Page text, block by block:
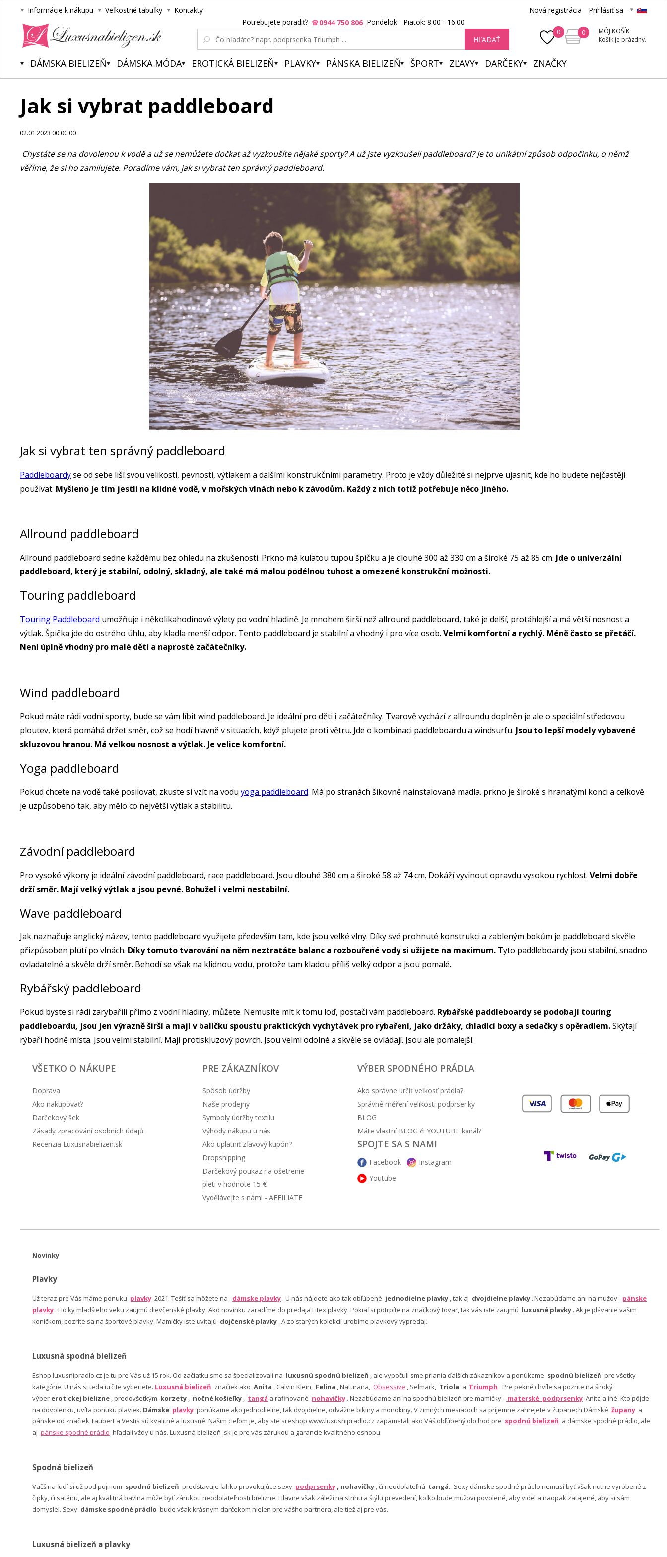
Informácie k nákupu Veľkostné tabuľky Kontakty Nová registrácia Prihlásiť sa
0 0 MÔJ KOŠÍK
Košík je prázdny.
Potrebujete poradiť? 0944 750 806 Pondelok - Piatok: 8:00 - 16:00
HĽADAŤ
DÁMSKA BIELIZEŇ DÁMSKA MÓDA EROTICKÁ BIELIZEŇ PLAVKY PÁNSKA BIELIZEŇ ŠPORT ZĽAVY DARČEKY ZNAČKY
Jak si vybrat paddleboard
02.01.2023 00:00:00
Chystáte se na dovolenou k vodě a už se nemůžete dočkat až vyzkoušíte nějaké sporty? A už jste vyzkoušeli paddleboard? Je to unikátní způsob odpočinku, o němž
věříme, že si ho zamilujete. Poradíme vám, jak si vybrat ten správný paddleboard.
Jak si vybrat ten správný paddleboard
Paddleboardyse od sebe liší svou velikostí, pevností, výtlakem a dalšími konstrukčními parametry. Proto je vždy důležité si nejprve ujasnit, kde ho budete nejčastěji
používat. Myšleno je tím jestli na klidné vodě, v mořských vlnách nebo k závodům. Každý z nich totiž potřebuje něco jiného.
Allround paddleboard
Allround paddleboard sedne každému bez ohledu na zkušenosti. Prkno má kulatou tupou špičku a je dlouhé 300 až 330 cm a široké 75 až 85 cm. Jde o univerzální
paddleboard, který je stabilní, odolný, skladný, ale také má malou podélnou tuhost a omezené konstrukční možnosti.
Touring paddleboard
Touring Paddleboard umožňuje i několikahodinové výlety po vodní hladině. Je mnohem širší než allround paddleboard, také je delší, protáhlejší a má větší nosnost a
výtlak. Špička jde do ostrého úhlu, aby kladla menší odpor. Tento paddleboard je stabilní a vhodný i pro více osob. Velmi komfortní a rychlý. Méně často se přetáčí.
Není úplně vhodný pro malé děti a naprosté začátečníky.
Wind paddleboard
Pokud máte rádi vodní sporty, bude se vám líbit wind paddleboard. Je ideální pro děti i začátečníky. Tvarově vychází z allroundu doplněn je ale o speciální středovou
ploutev, která pomáhá držet směr, což se hodí hlavně v situacích, když plujete proti větru. Jde o kombinaci paddleboardu a windsurfu. Jsou to lepší modely vybavené
skluzovou hranou. Má velkou nosnost a výtlak. Je velice komfortní.
Yoga paddleboard
Pokud chcete na vodě také posilovat, zkuste si vzít na vodu yoga paddleboard. Má po stranách šikovně nainstalovaná madla. prkno je široké s hranatými konci a celkově
je uzpůsobeno tak, aby mělo co největší výtlak a stabilitu.
Závodní paddleboard
Pro vysoké výkony je ideální závodní paddleboard, race paddleboard. Jsou dlouhé 380 cm a široké 58 až 74 cm. Dokáží vyvinout opravdu vysokou rychlost. Velmi dobře
drží směr. Mají velký výtlak a jsou pevné. Bohužel i velmi nestabilní.
Wave paddleboard
Jak naznačuje anglický název, tento paddleboard využijete především tam, kde jsou velké vlny. Díky své prohnuté konstrukci a zableným bokům je paddleboard skvěle
přizpůsoben plutí po vlnách. Díky tomuto tvarování na něm neztratáte balanc a rozbouřené vody si užijete na maximum. Tyto paddleboardy jsou stabilní, snadno
ovladatelné a skvěle drží směr. Behodí se však na klidnou vodu, protože tam kladou příliš velký odpor a jsou pomalé.
Rybářský paddleboard
Pokud byste si rádi zarybařili přímo z vodní hladiny, můžete. Nemusíte mít k tomu loď, postačí vám paddleboard. Rybářské paddleboardy se podobají touring
paddleboardu, jsou jen výrazně širší a mají v balíčku spoustu praktických vychytávek pro rybaření, jako držáky, chladící boxy a sedačky s opěradlem.Skýtají
rýbaři hodně místa. Jsou velmi stabilní. Mají protiskluzový povrch. Jsou velmi odolné a skvěle se ovládají. Jsou ale pomalejší.
VŠETKO O NÁKUPE
Doprava
Ako nakupovať?
Darčekový šek
Zásady zpracování osobních údajů
Recenzia Luxusnabielizen.sk
PRE ZÁKAZNÍKOV
Spôsob údržby
Naše prodejny
Symboly údržby textilu
Výhody nákupu u nás
Ako uplatniť zľavový kupón?
Dropshipping
Darčekový poukaz na ošetrenie
pleti v hodnote 15 €
Vydělávejte s námi - AFFILIATE
VÝBER SPODNÉHO PRÁDLA
Ako správne určiť veľkosť prádla?
Správné měření velikosti podprsenky
BLOG
Máte vlastní BLOG či YOUTUBE kanál?
SPOJTE SA S NAMI
Facebook
Instagram
Youtube
Novinky
Plavky
Už teraz pre Vás máme ponuku plavky 2021. Tešiť sa môžete na dámske plavky . U nás nájdete ako tak obľúbené jednodielne plavky , tak aj dvojdielne plavky . Nezabúdame ani na mužov - pánske
plavky . Holky mladšieho veku zaujmú dievčenské plavky. Ako novinku zaradíme do predaja Litex plavky. Pokiaľ si potrpíte na značkový tovar, tak vás iste zaujmú luxusné plavky . Ak je plávanie vašim
koníčkom, pozrite sa na športové plavky. Mamičky iste uvítajú dojčenské plavky . A zo starých kolekcií urobíme plavkový výpredaj.
Luxusná spodná bielizeň
Eshop luxusnipradlo.cz je tu pre Vás už 15 rok. Od začiatku sme sa špecializovali na luxusnú spodnú bielizeň , ale vypočuli sme priania ďalších zákazníkov a ponúkame spodnú bielizeň pre všetky
kategórie. U nás si teda určite vyberiete. Luxusná bielizeň značiek ako Anita , Calvin Klein, Felina , Naturana, Obsessive , Selmark, Triola a Triumph . Pre pekné chvíle sa pozrite na široký
výber erotickej bielizne , predovšetkým korzety , nočné košieľky , tangá a rafinované nohavičky . Nezabúdame ani na spodnú bielizeň pre mamičky - materské podprsenky Anita a iné. Kto pôjde
na dovolenku, uvíta ponuku plaviek. Dámske plavky ponúkame ako jednodielne, tak dvojdielne, odvážne bikiny a monokiny. V zimných mesiacoch sa príjemne zahrejete v županech.Dámské župany a
pánske od značiek Taubert a Vestis sú kvalitné a luxusné. Našim cieľom je, aby ste si eshop www.luxusnipradlo.cz zapamätali ako Váš obľúbený obchod pre spodnú bielizeň a dámske spodné prádlo, ale
aj pánske spodné prádlo hľadali vždy u nás. Luxusná bielizeň .sk je pre vás zárukou a garancie kvalitného eshopu.
Spodná bielizeň
Väčšina ľudí si už pod pojmom spodnú bielizeň predstavuje ľahko provokujúce sexy podprsenky , nohavičky , či neodolateľná tangá. Sexy dámske spodné prádlo nemusí byť však nutne vyrobené z
čipky, či saténu, ale aj kvalitná bavlna môže byť zárukou neodolateľnosti bielizne. Hlavne však záleží na strihu a štýlu prevedení, koľko bude mužovi povolené, aby videl a naopak zatajené, aby si sám
domyslel. Sexy dámske spodné prádlo bude však krásnym darčekom nielen pre vášho partnera, ale tiež aj pre vás.
Luxusná bielizeň a plavky